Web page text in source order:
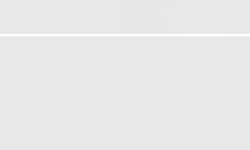
Kateřina Smejkalová